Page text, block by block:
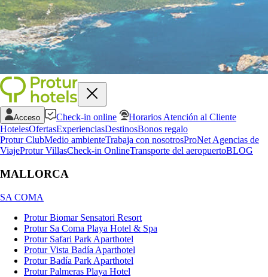
Acceso Check-in online
Horarios Atención al Cliente
HotelesOfertasExperienciasDestinosBonos regalo
Protur ClubMedio ambienteTrabaja con nosotrosProNet Agencias de
ViajeProtur VillasCheck-in OnlineTransporte del aeropuertoBLOG
MALLORCA
SA COMA
Protur Biomar Sensatori Resort
Protur Sa Coma Playa Hotel & Spa
Protur Safari Park Aparthotel
Protur Vista Badía Aparthotel
Protur Badía Park Aparthotel
Protur Palmeras Playa Hotel